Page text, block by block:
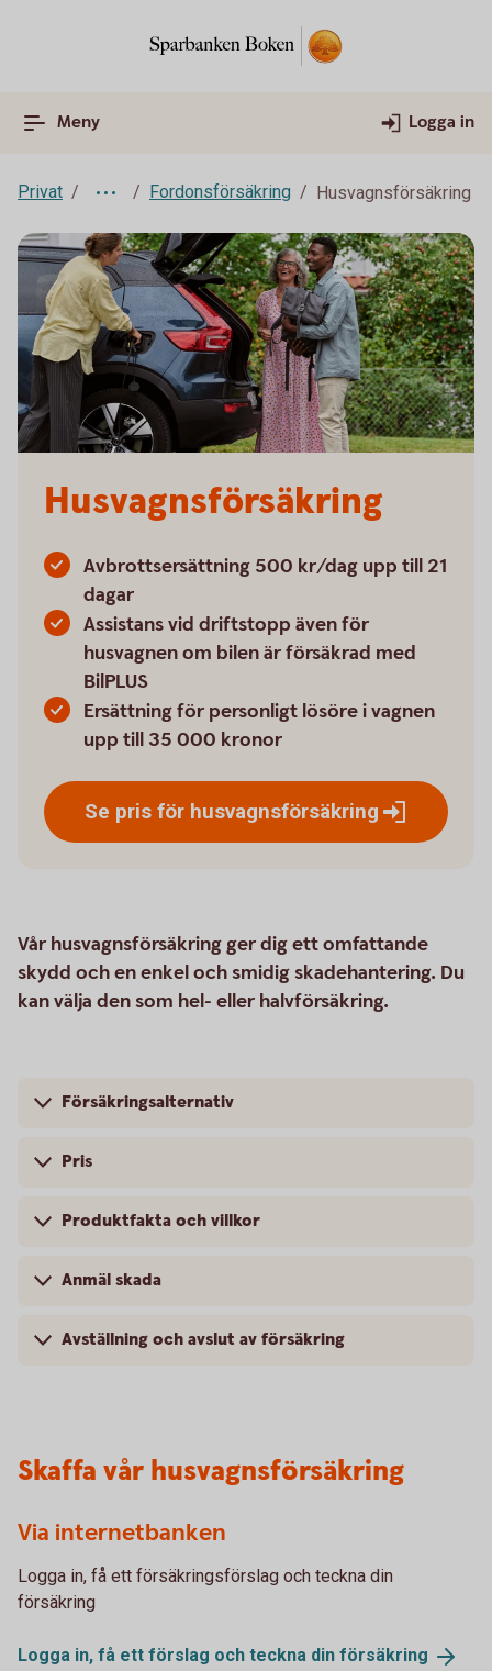
Meny Logga in
Privat Fordonsförsäkring Husvagnsförsäkring
Husvagnsförsäkring
Avbrottsersättning 500 kr/dag upp till 21
dagar
Assistans vid driftstopp även för
husvagnen om bilen är försäkrad med
BilPLUS
Ersättning för personligt lösöre i vagnen
upp till 35 000 kronor
Se pris för husvagnsförsäkring
Vår husvagnsförsäkring ger dig ett omfattande
skydd och en enkel och smidig skadehantering. Du
kan välja den som hel- eller halvförsäkring.
Försäkringsalternativ
Pris
Produktfakta och villkor
Anmäl skada
Avställning och avslut av försäkring
Skaffa vår husvagnsförsäkring
Via internetbanken
Logga in, få ett försäkringsförslag och teckna din
försäkring
Logga in, få ett förslag och teckna din försäkring